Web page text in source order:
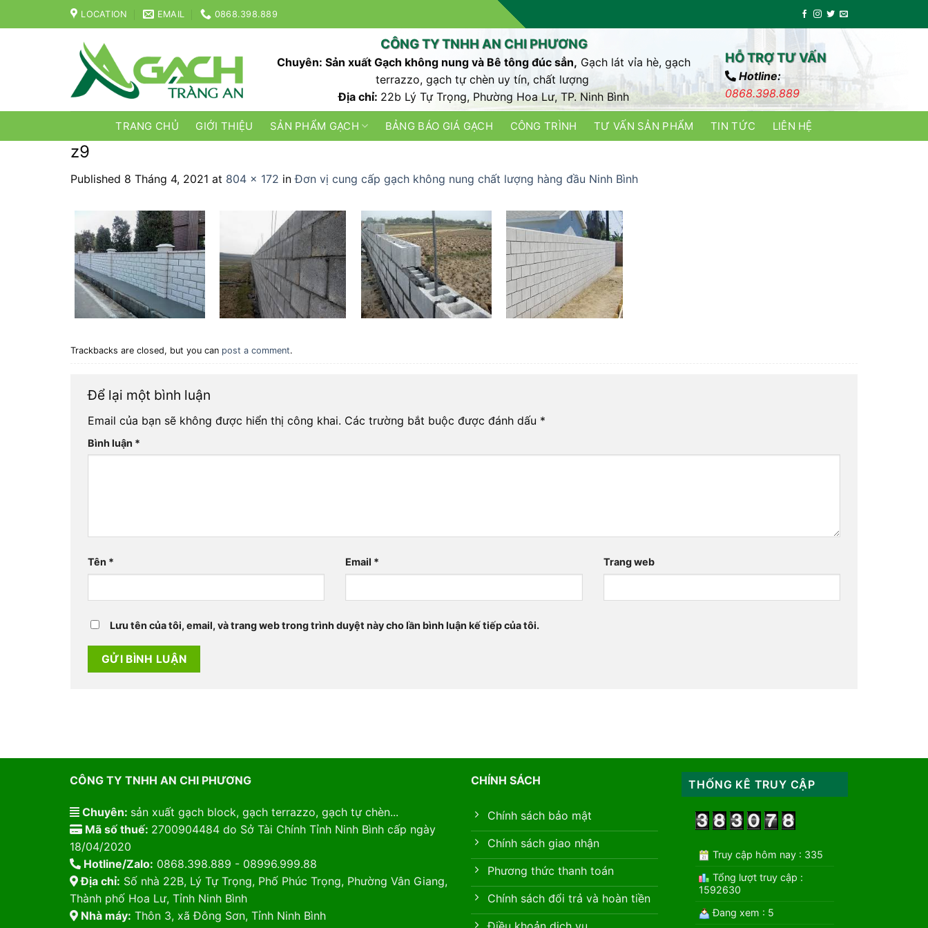
to
LOCATION EMAIL 0868.398.889
CÔNG TY TNHH AN CHI PHƯƠNG
Chuyên: Sản xuất Gạch không nung và Bê tông đúc sẳn, Gạch lát vỉa hè, gạch
terrazzo, gạch tự chèn uy tín, chất lượng
Địa chỉ: 22b Lý Tự Trọng, Phường Hoa Lư, TP. Ninh Bình
HỖ TRỢ TƯ VẤN
Hotline:
0868.398.889
TRANG CHỦ GIỚI THIỆU SẢN PHẨM GẠCH BẢNG BÁO GIÁ GẠCH CÔNG TRÌNH TƯ VẤN SẢN PHẨM TIN TỨC LIÊN HỆ
z9
Published 8 Tháng 4, 2021 at 804 × 172 inĐơn vị cung cấp gạch không nung chất lượng hàng đầu Ninh Bình
Trackbacks are closed, but you can post a comment.
Để lại một bình luận
Email của bạn sẽ không được hiển thị công khai. Các trường bắt buộc được đánh dấu *
Bình luận *
Tên * Email * Trang web
Lưu tên của tôi, email, và trang web trong trình duyệt này cho lần bình luận kế tiếp của tôi.
CÔNG TY TNHH AN CHI PHƯƠNG
Chuyên: sản xuất gạch block, gạch terrazzo, gạch tự chèn...
Mã số thuế: 2700904484 do Sở Tài Chính Tỉnh Ninh Bình cấp ngày
18/04/2020
Hotline/Zalo: 0868.398.889 - 08996.999.88
Địa chỉ: Số nhà 22B, Lý Tự Trọng, Phố Phúc Trọng, Phường Vân Giang,
Thành phố Hoa Lư, Tỉnh Ninh Bình
Nhà máy: Thôn 3, xã Đông Sơn, Tỉnh Ninh Bình
CHÍNH SÁCH
Chính sách bảo mật
Chính sách giao nhận
Phương thức thanh toán
Chính sách đổi trả và hoàn tiền
THỐNG KÊ TRUY CẬP
Truy cập hôm nay : 335
Tổng lượt truy cập :
1592630
Đang xem : 5